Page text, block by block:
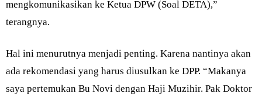
mengkomunikasikan ke Ketua DPW (Soal DETA),”
terangnya.
Hal ini menurutnya menjadi penting. Karena nantinya akan
ada rekomendasi yang harus diusulkan ke DPP. “Makanya
saya pertemukan Bu Novi dengan Haji Muzihir. Pak Doktor